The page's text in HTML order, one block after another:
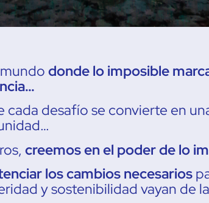
donde lo imposible
cada desafío se convierte en
creemos en el poder de lo
los cambios necesarios
y sostenibilidad vayan de